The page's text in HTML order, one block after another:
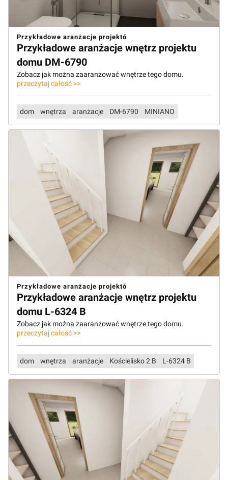
Przykładowe aranżacje projektó
Przykładowe aranżacje wnętrz projektu
domu DM-6790
Zobacz jak można zaaranżować wnętrze tego domu.
przeczytaj całość >>
dom wnętrza aranżacje DM-6790 MINIANO
Przykładowe aranżacje projektó
Przykładowe aranżacje wnętrz projektu
domu L-6324 B
Zobacz jak można zaaranżować wnętrze tego domu.
przeczytaj całość >>
dom wnętrza aranżacje Kościelisko 2 B L-6324 B